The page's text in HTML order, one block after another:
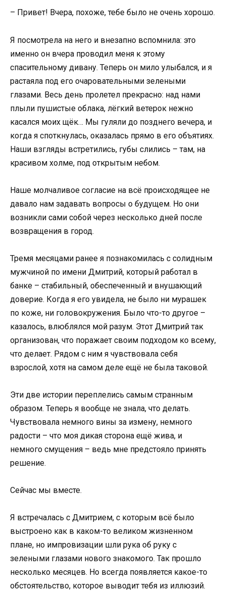
– Привет! Вчера, похоже, тебе было не очень хорошо.
Я посмотрела на него и внезапно вспомнила: это
именно он вчера проводил меня к этому
спасительному дивану. Теперь он мило улыбался, и я
растаяла под его очаровательными зелеными
глазами. Весь день пролетел прекрасно: над нами
плыли пушистые облака, лёгкий ветерок нежно
касался моих щёк… Мы гуляли до позднего вечера, и
когда я споткнулась, оказалась прямо в его объятиях.
Наши взгляды встретились, губы слились – там, на
красивом холме, под открытым небом.
Наше молчаливое согласие на всё происходящее не
давало нам задавать вопросы о будущем. Но они
возникли сами собой через несколько дней после
возвращения в город.
Тремя месяцами ранее я познакомилась с солидным
мужчиной по имени Дмитрий, который работал в
банке – стабильный, обеспеченный и внушающий
доверие. Когда я его увидела, не было ни мурашек
по коже, ни головокружения. Было что-то другое –
казалось, влюблялся мой разум. Этот Дмитрий так
организован, что поражает своим подходом ко всему,
что делает. Рядом с ним я чувствовала себя
взрослой, хотя на самом деле ещё не была таковой.
Эти две истории переплелись самым странным
образом. Теперь я вообще не знала, что делать.
Чувствовала немного вины за измену, немного
радости – что моя дикая сторона ещё жива, и
немного смущения – ведь мне предстояло принять
решение.
Сейчас мы вместе.
Я встречалась с Дмитрием, с которым всё было
выстроено как в каком-то великом жизненном
плане, но импровизации шли рука об руку с
зелеными глазами нового знакомого. Так прошло
несколько месяцев. Но всегда появляется какое-то
обстоятельство, которое выводит тебя из иллюзий.